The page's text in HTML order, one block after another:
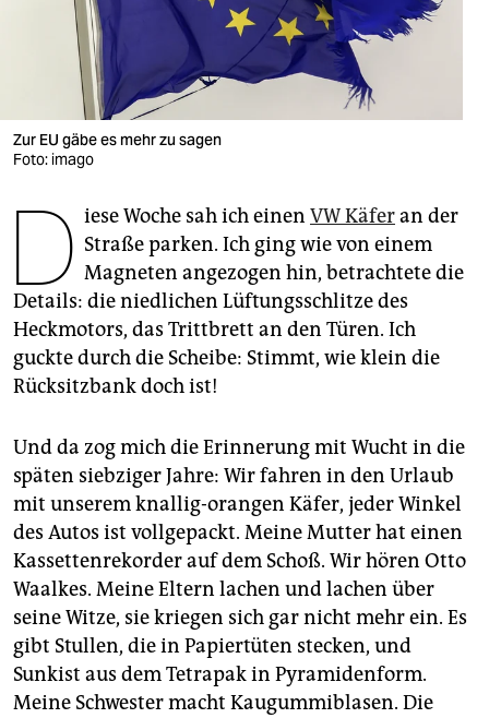
veranstaltungen
fragen & hilfe
unterstützen
genossenschaft
epaper login
Zur EU gäbe es mehr zu sagen
Foto: imago
D iese Woche sah ich einen VW Käferan der
Straße parken. Ich ging wie von einem
Magneten angezogen hin, betrachtete die
Details: die niedlichen Lüftungsschlitze des
Heckmotors, das Trittbrett an den Türen. Ich
guckte durch die Scheibe: Stimmt, wie klein die
Rücksitzbank doch ist!
Und da zog mich die Erinnerung mit Wucht in die
späten siebziger Jahre: Wir fahren in den Urlaub
mit unserem knallig-orangen Käfer, jeder Winkel
des Autos ist vollgepackt. Meine Mutter hat einen
Kassettenrekorder auf dem Schoß. Wir hören Otto
Waalkes. Meine Eltern lachen und lachen über
seine Witze, sie kriegen sich gar nicht mehr ein. Es
gibt Stullen, die in Papiertüten stecken, und
Sunkist aus dem Tetrapak in Pyramidenform.
Meine Schwester macht Kaugummiblasen. Die